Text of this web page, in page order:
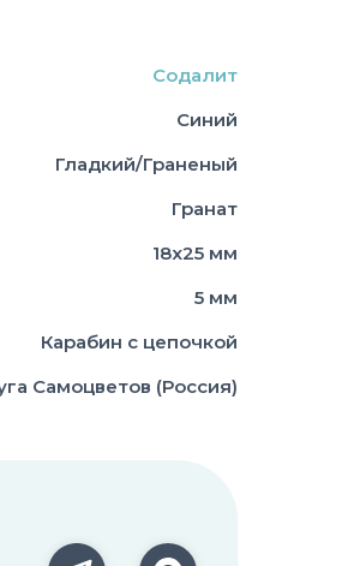
Содалит
Синий
Гладкий/Граненый
Гранат
18х25 мм
5 мм
Карабин с цепочкой
Самоцветов (Россия)